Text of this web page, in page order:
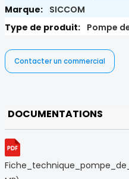
SICCOM
Pompe
Contacter un commercial
DOCUMENTATIONS